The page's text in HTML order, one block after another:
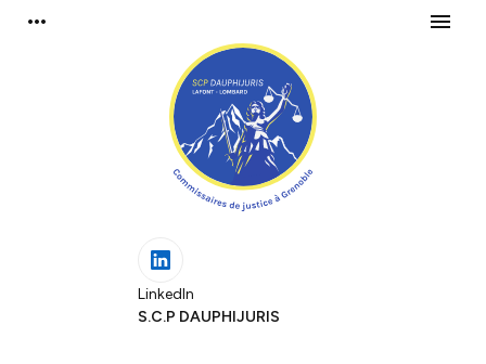
more_horiz menu
LinkedIn
S.C.P DAUPHIJURIS